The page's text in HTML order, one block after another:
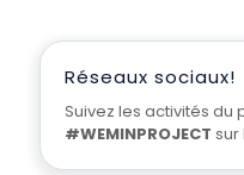
Réseaux sociaux!
Suivez les activités du
#WEMINPROJECT sur